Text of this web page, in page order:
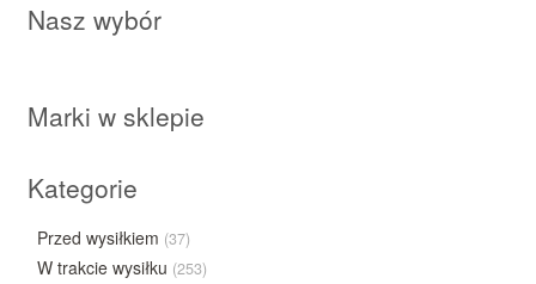
Nasz wybór
Marki w sklepie
Kategorie
Przed wysiłkiem (37)
W trakcie wysiłku (253)